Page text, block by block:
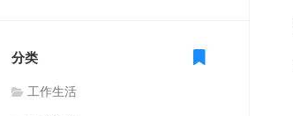
分类
工作生活